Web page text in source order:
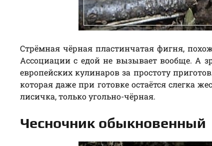
Стрёмная чёрная пластинчатая фигня,
Ассоциации с едой не вызывает вообще. А
европейских кулинаров за простоту
которая даже при готовке остаётся слегка
лисичка, только угольно-чёрная.
Чесночник обыкновенный